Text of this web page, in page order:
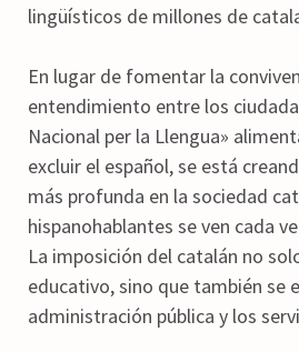
lingüísticos de millones de
En lugar de fomentar la
entendimiento entre los
Nacional per la Llengua»
excluir el español, se está
más profunda en la sociedad
hispanohablantes se ven cada
La imposición del catalán no
educativo, sino que también se
administración pública y los